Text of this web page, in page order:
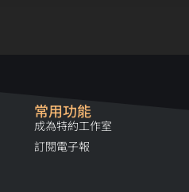
常用功能
成為特約工作室
訂閱電子報